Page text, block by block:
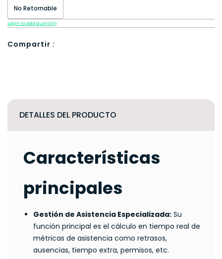
No Retornable
Login to add quantity
Compartir :
DETALLES DEL PRODUCTO
Características
principales
Gestión de Asistencia Especializada: Su
función principal es el cálculo en tiempo real de
métricas de asistencia como retrasos,
ausencias, tiempo extra, permisos, etc.